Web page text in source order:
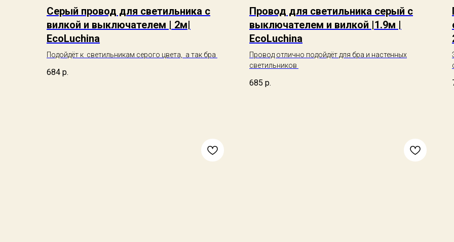
Серый провод для светильника с
вилкой и выключателем | 2м|
EcoLuchina
Подойдёт к светильникам серого цвета, а так бра
684 р.
Провод для светильника серый с
выключателем и вилкой |1.9м |
EcoLuchina
Провод отлично подойдёт для бра и настенных
светильников
685 р.